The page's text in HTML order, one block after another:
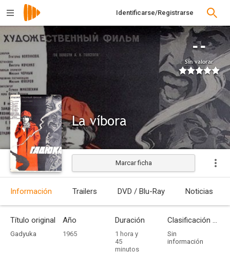
Identificarse/Registrarse
--
Sin valorar
La víbora
Estrenada
Marcar ficha
Información Trailers DVD / Blu-Ray Noticias
Título original
Gadyuka
Año
1965
Duración
1 hora y
45
minutos
Clasificación por edades
Sin
información